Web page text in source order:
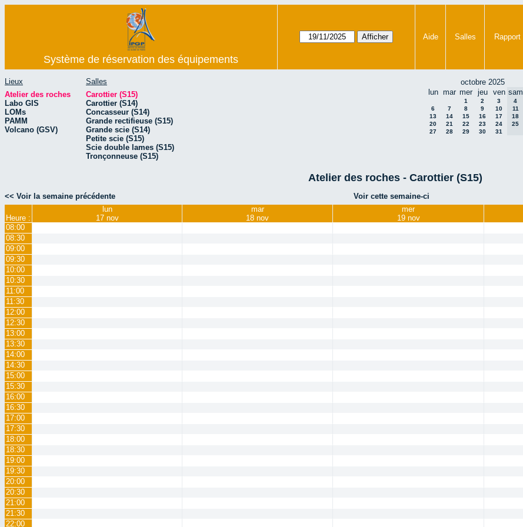
Système de réservation des équipements
Aide Salles Rapport
Lieux
Atelier des roches
Labo GIS
LOMs
PAMM
Volcano (GSV)
Salles
Carottier (S15)
Carottier (S14)
Concasseur (S14)
Grande rectifieuse (S15)
Grande scie (S14)
Petite scie (S15)
Scie double lames (S15)
Tronçonneuse (S15)
octobre 2025
lun mar mer jeu ven sam
1 2 3 4
6
7 8 9 10 11
13
14 15 16 17 18
20
21 22 23 24 25
27
28 29 30 31
Atelier des roches - Carottier (S15)
<< Voir la semaine précédente Voir cette semaine-ci
Heure :
lun
17 nov
mar
18 nov
mer
19 nov
08:00
08:30
09:00
09:30
10:00
10:30
11:00
11:30
12:00
12:30
13:00
13:30
14:00
14:30
15:00
15:30
16:00
16:30
17:00
17:30
18:00
18:30
19:00
19:30
20:00
20:30
21:00
21:30
22:00